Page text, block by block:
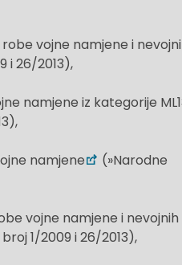
vojne namjene i
i 26/2013),
namjene iz kategorije
namjene
(»Narodne
vojne namjene i nevojnih
1/2009 i 26/2013),